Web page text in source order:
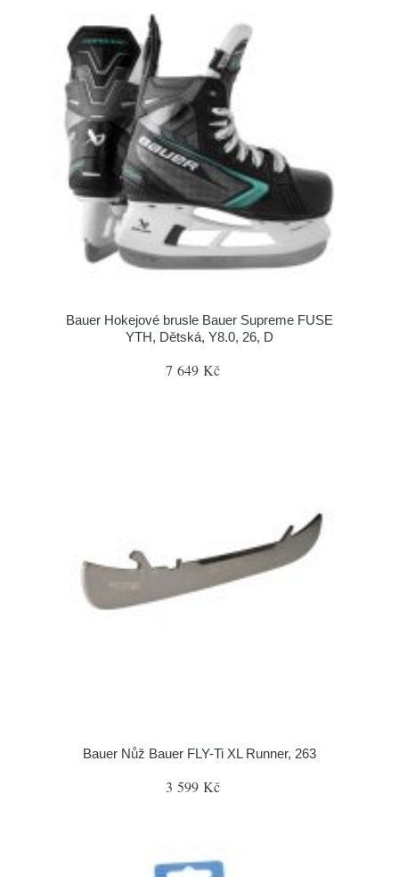
Bauer Hokejové brusle Bauer Supreme FUSE
YTH, Dětská, Y8.0, 26, D
7 649 Kč
Bauer Nůž Bauer FLY-Ti XL Runner, 263
3 599 Kč